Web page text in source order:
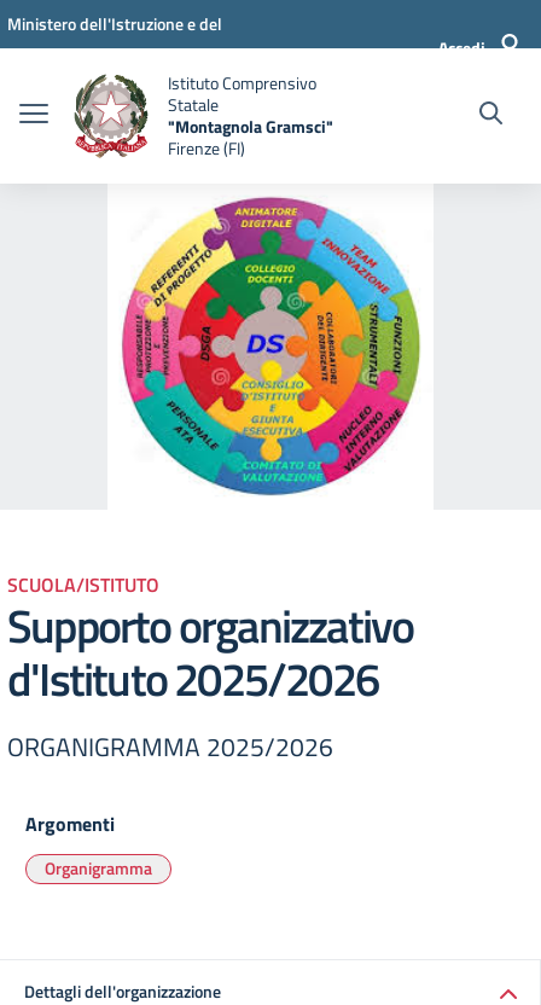
Vai ai contenuti
Vai al menu di navigazione
Vai al footer
Ministero dell'Istruzione e del
Accedi
Istituto Comprensivo
Statale
"Montagnola Gramsci"
Firenze (FI)
SCUOLA/ISTITUTO
Supporto organizzativo
d'Istituto 2025/2026
ORGANIGRAMMA 2025/2026
Argomenti
Organigramma
Dettagli dell'organizzazione